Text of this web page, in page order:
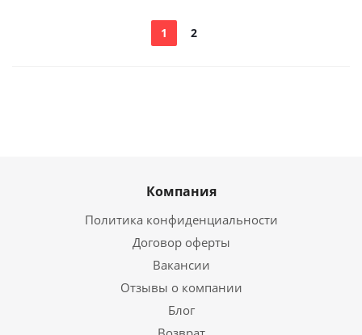
1 2
Компания
Политика конфиденциальности
Договор оферты
Вакансии
Отзывы о компании
Блог